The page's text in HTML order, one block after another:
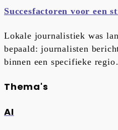
Succesfactoren voor een
Lokale journalistiek was
bepaald: journalisten
binnen een specifieke
Thema's
AI